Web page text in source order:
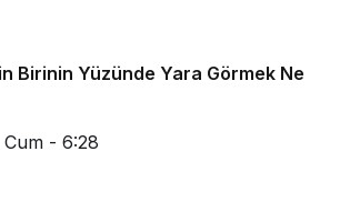
Birinin Yüzünde Yara Görmek Ne
- 6:28